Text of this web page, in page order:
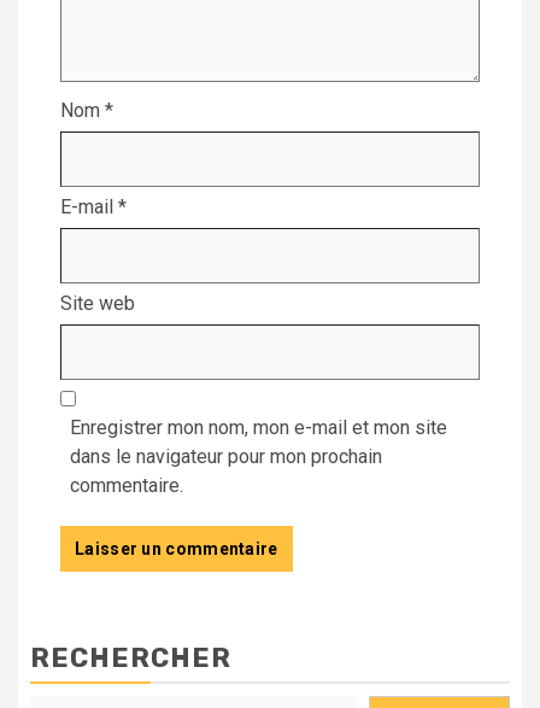
Nom *
E-mail *
Site web
Enregistrer mon nom, mon e-mail et mon site
dans le navigateur pour mon prochain
commentaire.
RECHERCHER